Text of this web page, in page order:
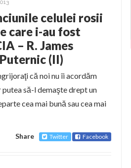
celulei rosii
care i-au fost
– R. James
(II)
că noi nu îi acordăm
să-l demaşte drept un
cea mai bună sau cea mai
Share Twitter Facebook